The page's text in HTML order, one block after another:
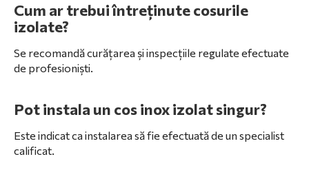
Cum ar trebui întreținute cosurile
izolate?
Se recomandă curățarea și inspecțiile regulate efectuate
de profesioniști.
Pot instala un cos inox izolat singur?
Este indicat ca instalarea să fie efectuată de un specialist
calificat.